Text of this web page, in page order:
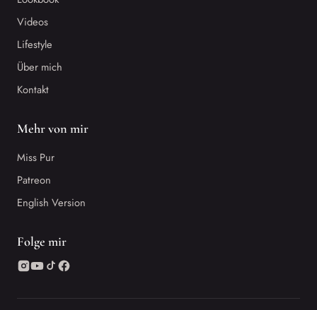
Videos
Lifestyle
Über mich
Kontakt
Mehr von mir
Miss Pur
Patreon
English Version
Folge mir